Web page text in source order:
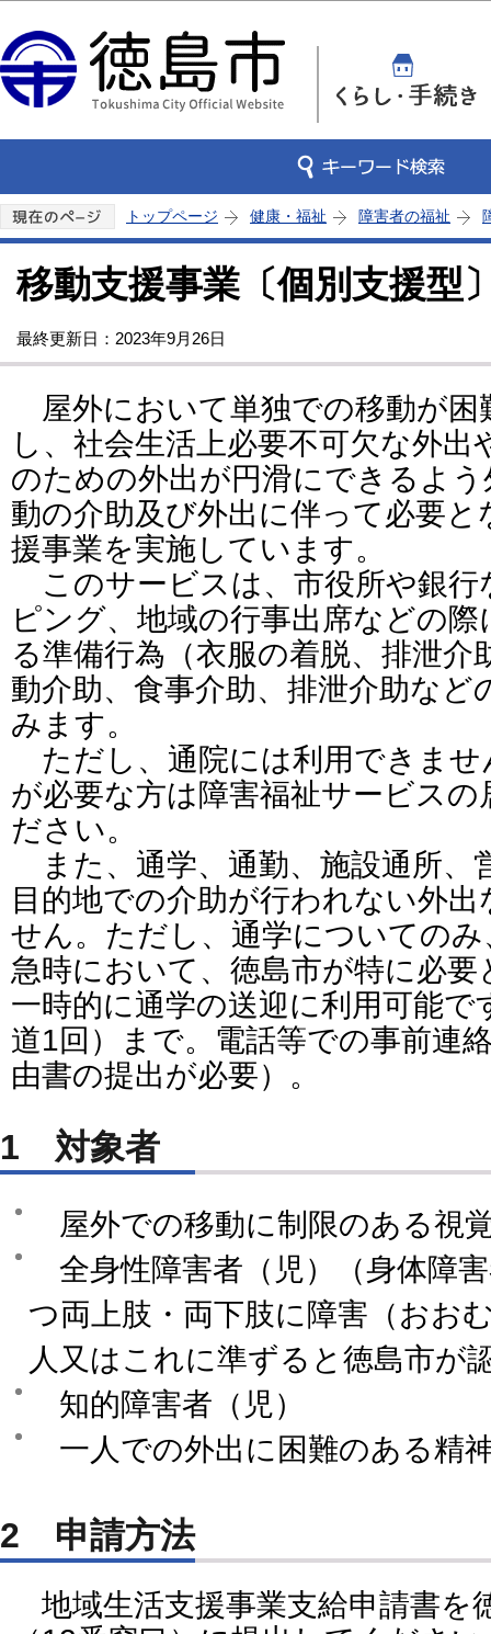
トップページ 健康・福祉 障害者の福祉
移動支援事業〔個別支援型
最終更新日：2023年9月26日
屋外において単独での移動が困
し、社会生活上必要不可欠な外出
のための外出が円滑にできるよ
動の介助及び外出に伴って必要
援事業を実施しています。
このサービスは、市役所や銀行
ピング、地域の行事出席などの
る準備行為（衣服の着脱、排泄介
動介助、食事介助、排泄介助など
みます。
ただし、通院には利用できませ
が必要な方は障害福祉サービス
ださい。
また、通学、通勤、施設通所、
目的地での介助が行われない外
せん。ただし、通学についての
急時において、徳島市が特に必
一時的に通学の送迎に利用可能で
道1回）まで。電話等での事前連
由書の提出が必要）。
1 対象者
屋外での移動に制限のある視
全身性障害者（児）（身体障
つ両上肢・両下肢に障害（おお
人又はこれに準ずると徳島市が
知的障害者（児）
一人での外出に困難のある精
2 申請方法
地域生活支援事業支給申請書を